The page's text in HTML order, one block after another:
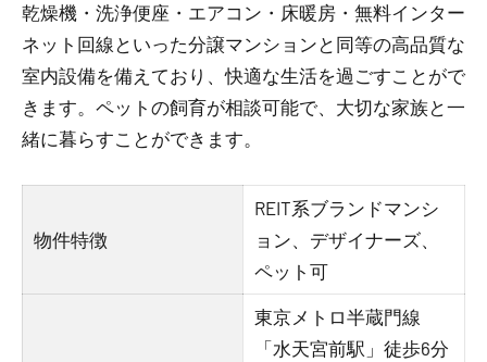
乾燥機・洗浄便座・エアコン・床暖房・無料インター
ネット回線といった分譲マンションと同等の高品質な
室内設備を備えており、快適な生活を過ごすことがで
きます。ペットの飼育が相談可能で、大切な家族と一
緒に暮らすことができます。
物件特徴
REIT系ブランドマンシ
ョン、デザイナーズ、
ペット可
東京メトロ半蔵門線
「水天宮前駅」徒歩6分